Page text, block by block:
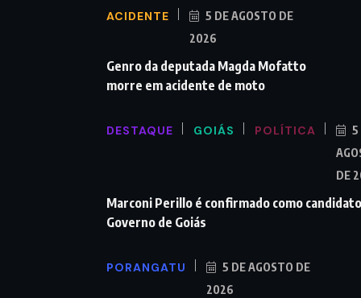
ACIDENTE
5 DE AGOSTO DE
2026
Genro da deputada Magda Mofatto
morre em acidente de moto
DESTAQUE GOIÁS POLÍTICA
5
DE
Marconi Perillo é confirmado como
Governo de Goiás
PORANGATU
5 DE AGOSTO DE
2026